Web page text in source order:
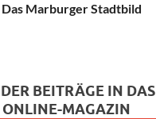
Marburger Stadtbild
BEITRÄGE IN DAS
ONLINE-MAGAZIN